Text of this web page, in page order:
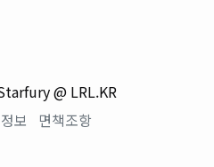
@ LRL.KR
보 면책조항